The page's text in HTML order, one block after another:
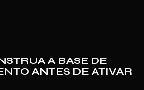
A BASE DE
ANTES DE ATIVAR